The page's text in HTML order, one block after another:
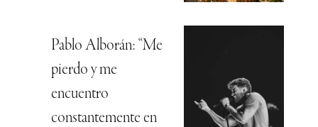
Pablo Alborán: “Me
pierdo y me
encuentro
constantemente en